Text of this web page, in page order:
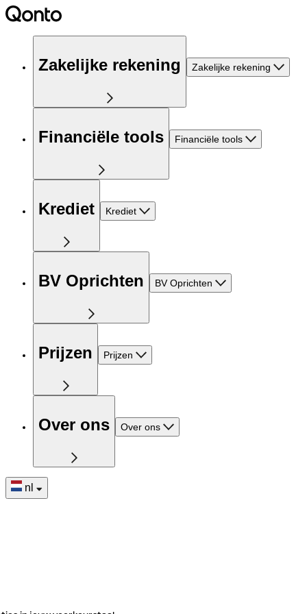
Zakelijke rekening Zakelijke rekening
Financiële tools Financiële tools
Krediet Krediet
BV Oprichten BV Oprichten
Prijzen Prijzen
Over ons Over ons
nl